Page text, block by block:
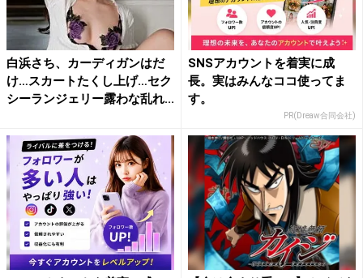
白浜さち、カーディガンはだ
け…スカートたくし上げ…セク
シーランジェリー露わな乱れ...
SNSアカウントを着実に成
長。実はみんなココ使ってま
す。
PR(Dreaw合同会社)